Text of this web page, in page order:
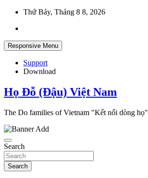
Skip
content
Thứ Bảy, Tháng 8 8, 2026
Responsive Menu
Support
Download
Họ Đỗ (Đậu) Việt Nam
The Do families of Vietnam "Kết nối dòng họ"
Search
Search